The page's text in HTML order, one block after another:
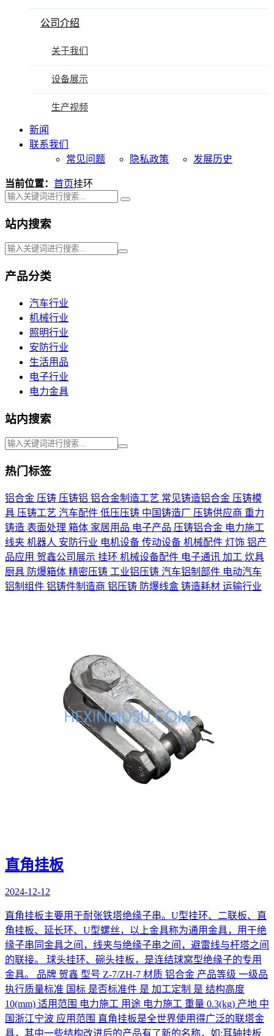
公司介绍
关于我们
设备展示
生产视频
新闻
联系我们
常见问题
隐私政策 发展历史
当前位置： 首页挂环
站内搜索
产品分类
汽车行业
机械行业
照明行业
安防行业
生活用品
电子行业
电力金具
站内搜索
热门标签
铝合金 压铸 压铸铝 铝合金制造工艺 常见铸造铝合金 压铸模
具 压铸工艺 汽车配件 低压压铸 中国铸造厂 压铸供应商 重力
铸造 表面处理 箱体 家居用品 电子产品 压铸铝合金 电力施工
线夹 机器人 安防行业 电机设备 传动设备 机械配件 灯饰 铝产
品应用 贺鑫公司展示 挂环 机械设备配件 电子通讯 加工 炊具
厨具 防爆箱体 精密压铸 工业铝压铸 汽车铝制部件 电动汽车
铝制组件 铝铸件制造商 铝压铸 防爆线盒 铸造耗材 运输行业
直角挂板
2024-12-12
直角挂板主要用于耐张铁塔绝缘子串。U型挂环、二联板、直
角挂板、延长环、U型螺丝，以上金具称为通用金具，用于绝
缘子串同金具之间，线夹与绝缘子串之间，避雷线与杆塔之间
的联接。 球头挂环、碗头挂板，是连结球窝型绝缘子的专用
金具。 品牌 贺鑫 型号 Z-7/ZH-7 材质 铝合金 产品等级 一级品
执行质量标准 国标 是否标准件 是 加工定制 是 结构高度
10(mm) 适用范围 电力施工 用途 电力施工 重量 0.3(kg) 产地 中
国浙江宁波 应用范围 直角挂板是全世界使用得广泛的联塔金
具，其中一些结构改进后的产品有了新的名称，如:耳轴挂板